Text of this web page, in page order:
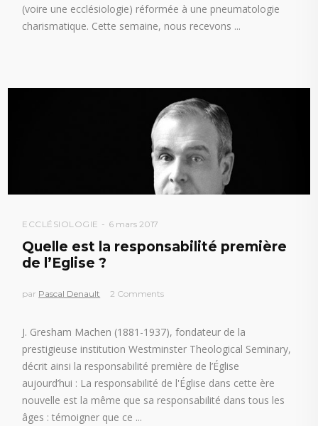
(voire une ecclésiologie) réformée à une pneumatologie
charismatique. Cette semaine, nous recevons
ECCLÉSIOLOGIE 6 mars 2017
Quelle est la responsabilité première
de l’Eglise ?
par Pascal Denault 2 Comments
J. Gresham Machen (1881-1937), fondateur de la
prestigieuse institution Westminster Theological Seminary,
décrit ainsi la responsabilité première de l’Église
aujourd’hui : La responsabilité de l'Église dans cette ère
nouvelle est la même que sa responsabilité dans tous les
âges : témoigner que ce